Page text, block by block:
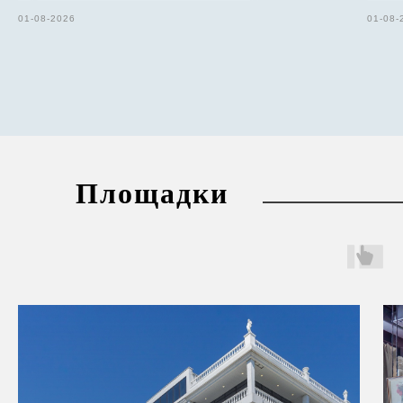
01-08-2026 01-08-
Площадки